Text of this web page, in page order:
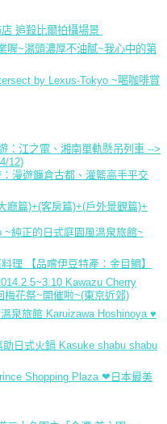
追殺比爾拍攝場景
喔~湯頭濃厚不油膩~我心中的第
by Lexus-Tokyo ~喝咖啡賞
：江之電、湘南單軌懸吊列車 -->
12)
漫遊鐮倉古都、灌籃高手平交
廳篇)+(客房篇)+(戶外景觀篇)+
純正的日式庭園風溫泉旅館~
理 【品嚐伊豆特產：金目鯛】
Kawazu Cherry
梅花祭~開催啦~(東京近郊)
泉旅館 Karuizawa Hoshinoya ♥
日式火鍋 Kasuke shabu shabu
Shopping Plaza ❤日本最美